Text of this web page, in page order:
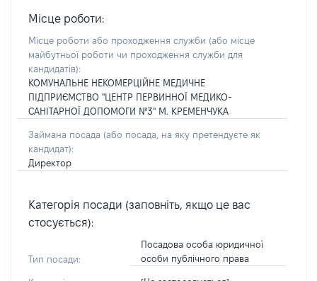
Місце роботи:
Місце роботи або проходження служби (або місце
майбутньої роботи чи проходження служби для
кандидатів):
КОМУНАЛЬНЕ НЕКОМЕРЦІЙНЕ МЕДИЧНЕ
ПІДПРИЄМСТВО "ЦЕНТР ПЕРВИННОЇ МЕДИКО-
САНІТАРНОЇ ДОПОМОГИ №3" М. КРЕМЕНЧУКА
Займана посада (або посада, на яку претендуєте як
кандидат):
Директор
Категорія посади (заповніть, якщо це вас
стосується):
Тип посади:
Посадова особа юридичної
особи публічного права